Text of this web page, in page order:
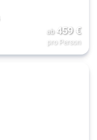
ab 459€
pro Person